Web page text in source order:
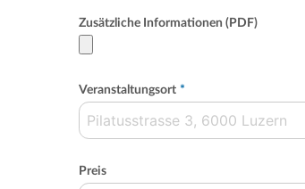
Zusätzliche Informationen (PDF)
Veranstaltungsort *
Preis